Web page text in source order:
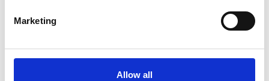
Marketing
Allow all
Stickerwijzer